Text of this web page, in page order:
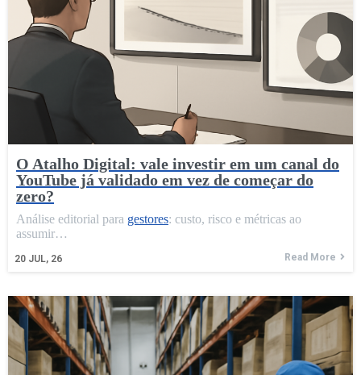
O Atalho Digital: vale investir em um canal do
YouTube já validado em vez de começar do
zero?
20 JUL, 26
Análise editorial para gestores: custo, risco e métricas ao
assumir…
Read More